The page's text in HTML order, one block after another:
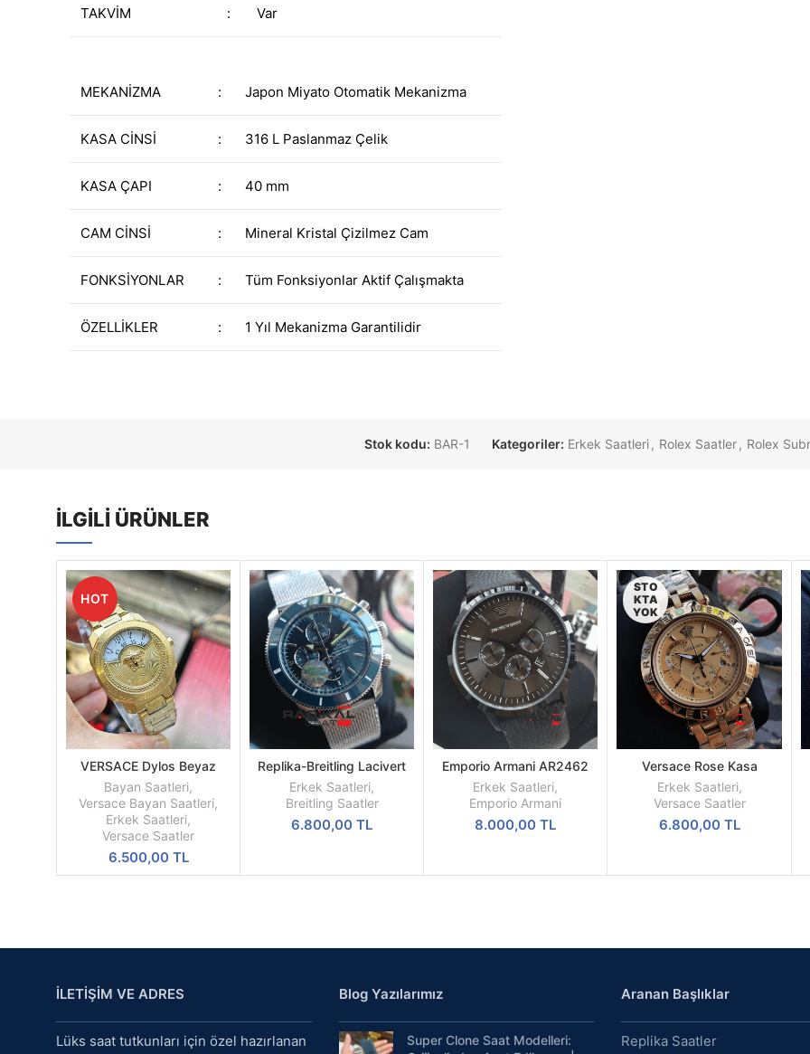
TAKVİM : Var
MEKANİZMA : Japon Miyato Otomatik Mekanizma
KASA CİNSİ : 316 L Paslanmaz Çelik
KASA ÇAPI : 40 mm
CAM CİNSİ : Mineral Kristal Çizilmez Cam
FONKSİYONLAR : Tüm Fonksiyonlar Aktif Çalışmakta
ÖZELLİKLER : 1 Yıl Mekanizma Garantilidir
Stok kodu: BAR-1 Kategoriler: Erkek Saatleri , Rolex Saatler , Rolex
İLGILI ÜRÜNLER
HOT
SEPETE
EKLE
VERSACE Dylos Beyaz
Kadran Sarı Kasa
Bayan Saatleri,
Versace Bayan Saatleri,
Erkek Saatleri,
Versace Saatler
6.500,00 TL
SEPETE
EKLE
Replika-Breitling Lacivert
Kadran Hasır Kordon Kol
Saati
Erkek Saatleri,
Breitling Saatler
6.800,00TL
SEPETE
EKLE
Emporio Armani AR2462
Replika Erkek Kol Saati
Erkek Saatleri,
Emporio Armani
8.000,00TL
STO
KTA
YOK
DEVAMINI
OKU
Versace Rose Kasa
Kronograf Pilli Mekanizma
Replika Erkek Kol Saati
Erkek Saatleri,
Versace Saatler
6.800,00 TL
İLETİŞİM VE ADRES
Lüks saat tutkunları için özel hazırlanan
Blog Yazılarımız
Super Clone Saat Modelleri:
Aranan Başlıklar
Replika Saatler